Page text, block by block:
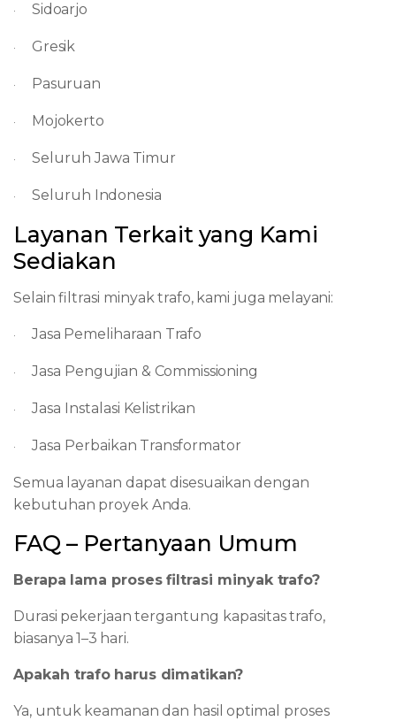
· Sidoarjo
· Gresik
· Pasuruan
· Mojokerto
· Seluruh Jawa Timur
· Seluruh Indonesia
Layanan Terkait yang Kami
Sediakan
Selain filtrasi minyaktrafo, kami juga melayani:
· Jasa Pemeliharaan Trafo
· Jasa Pengujian & Commissioning
· Jasa Instalasi Kelistrikan
· Jasa Perbaikan Transformator
Semua layanan dapat disesuaikan dengan
kebutuhan proyek Anda.
FAQ – Pertanyaan Umum
Berapa lama proses filtrasi minyak trafo?
Durasi pekerjaan tergantung kapasitastrafo,
biasanya 1–3 hari.
Apakah trafo harus dimatikan?
Ya, untuk keamanan dan hasil optimal proses